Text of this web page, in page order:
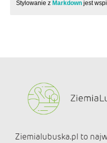
Ziemialubuska.pl to